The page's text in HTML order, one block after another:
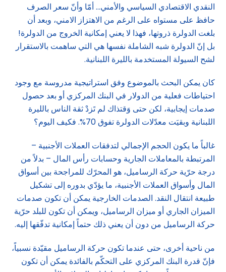
النقدي الاقتصادي السياسي والأمني… أمّا وأنّ سعر الصرف
حافظ على مستواه على الرغم من الاهتزاز الامني، وبعد أن
بلغت الدولرة ذروتها، فهذا لا يعني إمكانية الخروج من الدولرة!
بل إنّ الدولرة شبه الشاملة نفسها هي التي ساهمت بالاستقرار
لشح السيولة المستخدمة بالليرة اللبنانية.
كان يمكن البحث بالموضوع وفق استراتيجية مدروسة مع وجود
احتياطات فعلية من الدولار في البنك المركزي أو بعد حصول
صدمات إيجابية، لكن حتى وَقتذاك لم تَزدْ ثقة الناس بالليرة
اللبنانية وبقيَت معدّلات الدولرة تفوق 70%. فكيف اليوم؟
غالباً ما يكون الحجم الإجمالي لتدفقات العملات الأجنبية –
المرتبطة بالمعاملات الجارية وحسابات رأس المال – بدلاً من
درجة حرّية حركة الرساميل، هو المحرّك للمراجحة بين أسواق
المال وأسواق العملات الأجنبية، ما يؤدّي بدوره إلى تشكيل
طبيعة انتقال النقد. الصدمات الخارجية يمكن أن تكون صدمات
الميزان الجاري أو ميزان الرساميل، ويمكن أن تكون للبلد حرّية
حركة الرساميل من دون أن يعني ذلك حتماً إمكانية تدفّقها إليه.
من ناحية أخرى، حتى عندما تكون حركة الرساميل مقيّدة نسبياً،
فإنّ قدرة البنك المركزي على التحكّم بالفائدة يمكن أن تكون